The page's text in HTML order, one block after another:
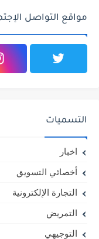
مواقع التواصل
التسميات
اخبار
أخصائي التسويق
التجارة الإلكترونية
التمريض
التوجيهي